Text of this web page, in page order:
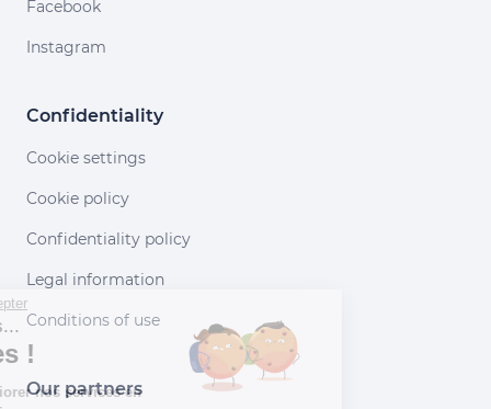
Facebook
Instagram
Confidentiality
Cookie settings
Cookie policy
Confidentiality policy
Legal information
Conditions of use
Our partners
Continuer sans accepter
Salut c'est nous...
les Cookies !
Aidez-nous à améliorer nos services en